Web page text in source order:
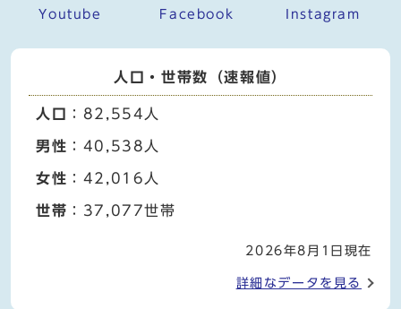
Youtube Facebook Instagram
人口・世帯数（速報値）
人口 ：82,554人
男性 ：40,538人
女性 ：42,016人
世帯 ：37,077世帯
2026年8月1日現在
詳細なデータを見る